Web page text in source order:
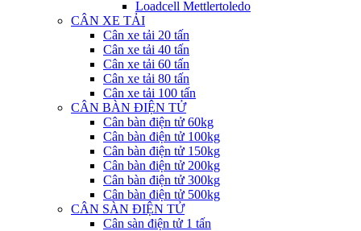
Loadcell Mettlertoledo
CÂN XE TẢI
Cân xe tải 20 tấn
Cân xe tải 40 tấn
Cân xe tải 60 tấn
Cân xe tải 80 tấn
Cân xe tải 100 tấn
CÂN BÀN ĐIỆN TỬ
Cân bàn điện tử 60kg
Cân bàn điện tử 100kg
Cân bàn điện tử 150kg
Cân bàn điện tử 200kg
Cân bàn điện tử 300kg
Cân bàn điện tử 500kg
CÂN SÀN ĐIỆN TỬ
Cân sàn điện tử 1 tấn